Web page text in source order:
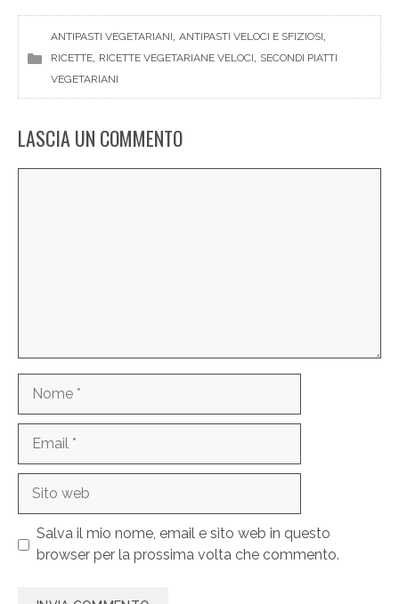
ANTIPASTI VEGETARIANI, ANTIPASTI VELOCI E SFIZIOSI
RICETTE, RICETTE VEGETARIANE VELOCI, SECONDI PIATTI
VEGETARIANI
LASCIA UN COMMENTO
web
Salva il mio nome, email e sito web in questo
browser per la prossima volta che commento.